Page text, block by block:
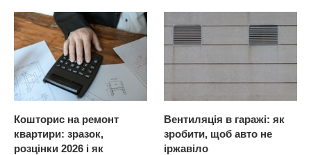
Кошторис на ремонт
квартири: зразок,
розцінки 2026 і як
Вентиляція в гаражі: як
зробити, щоб авто не
іржавіло